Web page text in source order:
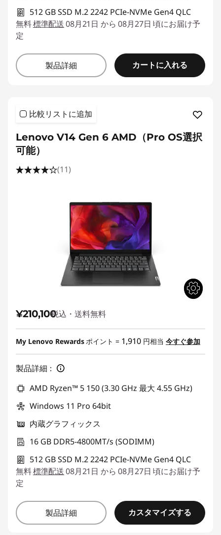
512 GB SSD M.2 2242 PCIe-NVMe Gen4 QLC
無料標準配送08月21日 から 08月27日 頃にお届け予
定
製品詳細 カートに入れる
比較リストに追加
Lenovo V14 Gen 6 AMD（Pro OS選択
可能）
(11)
¥210,100税込・送料無料
My Lenovo Rewardsポイント = 1,910 円相当 今すぐ参加
製品詳細：
AMD Ryzen™ 5 150 (3.30 GHz 最大 4.55 GHz)
Windows 11 Pro 64bit
内蔵グラフィックス
16 GB DDR5-4800MT/s (SODIMM)
512 GB SSD M.2 2242 PCIe-NVMe Gen4 QLC
無料標準配送08月21日 から 08月27日 頃にお届け予
定
製品詳細 カスタマイズする